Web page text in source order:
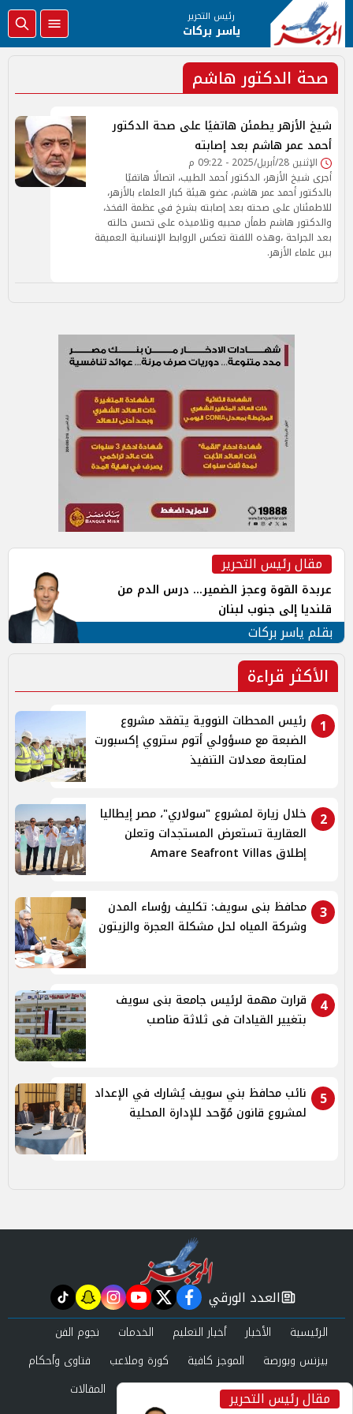
رئيس التحرير
ياسر بركات
صحة الدكتور هاشم
شيخ الأزهر يطمئن هاتفيًا على صحة الدكتور
أحمد عمر هاشم بعد إصابته
الإثنين 28/أبريل/2025 - 09:22 م
أجرى شيخ الأزهر، الدكتور أحمد الطيب، اتصالًا هاتفيًا
بالدكتور أحمد عمر هاشم، عضو هيئة كبار العلماء بالأزهر،
للاطمئنان على صحته بعد إصابته بشرخ في عظمة الفخذ،
والدكتور هاشم طمأن محبيه وتلاميذه على تحسن حالته
بعد الجراحة ،وهذه اللفتة تعكس الروابط الإنسانية العميقة
بين علماء الأزهر.
مقال رئيس التحرير
عربدة القوة وعجز الضمير... درس الدم من
قلنديا إلى جنوب لبنان
بقلم ياسر بركات
الأكثر قراءة
1
رئيس المحطات النووية يتفقد مشروع
الضبعة مع مسؤولي أتوم ستروي إكسبورت
لمتابعة معدلات التنفيذ
2
خلال زيارة لمشروع "سولاري"، مصر إيطاليا
العقارية تستعرض المستجدات وتعلن
إطلاق Amare Seafront Villas
3
محافظ بنى سويف: تكليف رؤساء المدن
وشركة المياه لحل مشكلة العجرة والزيتون
4
قرارت مهمة لرئيس جامعة بنى سويف
بتغيير القيادات فى ثلاثة مناصب
5
نائب محافظ بني سويف يُشارك في الإعداد
لمشروع قانون مُوّحد للإدارة المحلية
مقال رئيس التحرير
newspaper
العدد الورقي facebook
twitter
youtube
instagram
snapchat
tiktok
الرئيسية الأخبار أخبار التعليم الخدمات
نجوم الفن
بيزنس وبورصة
الموجز كافية كورة وملاعب
فتاوى وأحكام
صحة وجمال
عرب وعالم حوادث ومحاكم
المقالات